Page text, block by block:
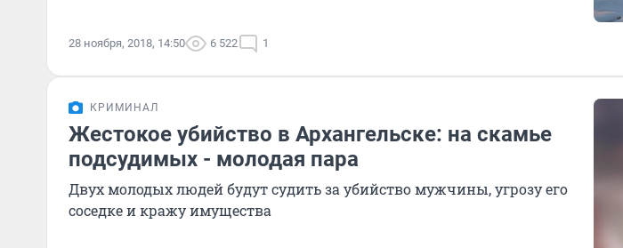
28 ноября, 2018, 14:50 6 522 1
КРИМИНАЛ
Жестокое убийство в Архангельске: на скамье
подсудимых - молодая пара
Двух молодых людей будут судить за убийство мужчины, угрозу его
соседке и кражу имущества